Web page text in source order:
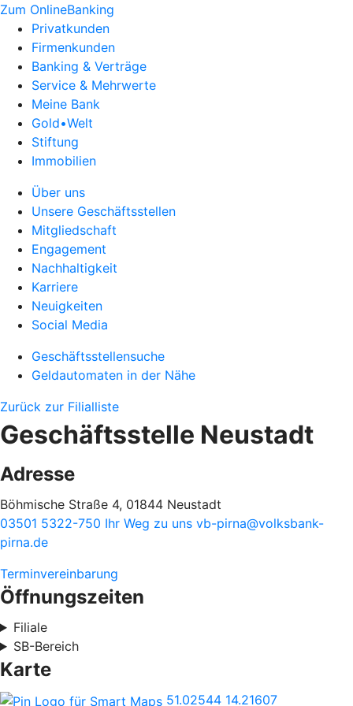
Zum OnlineBanking
Privatkunden
Firmenkunden
Banking & Verträge
Service & Mehrwerte
Meine Bank
Gold•Welt
Stiftung
Immobilien
Über uns
Unsere Geschäftsstellen
Mitgliedschaft
Engagement
Nachhaltigkeit
Karriere
Neuigkeiten
Social Media
Geschäftsstellensuche
Geldautomaten in der Nähe
Zurück zur Filialliste
Geschäftsstelle Neustadt
Adresse
Böhmische Straße 4, 01844 Neustadt
03501 5322-750 Ihr Weg zu uns vb-pirna@volksbank-
pirna.de
Terminvereinbarung
Öffnungszeiten
Filiale
SB-Bereich
Karte
51.02544 14.21607